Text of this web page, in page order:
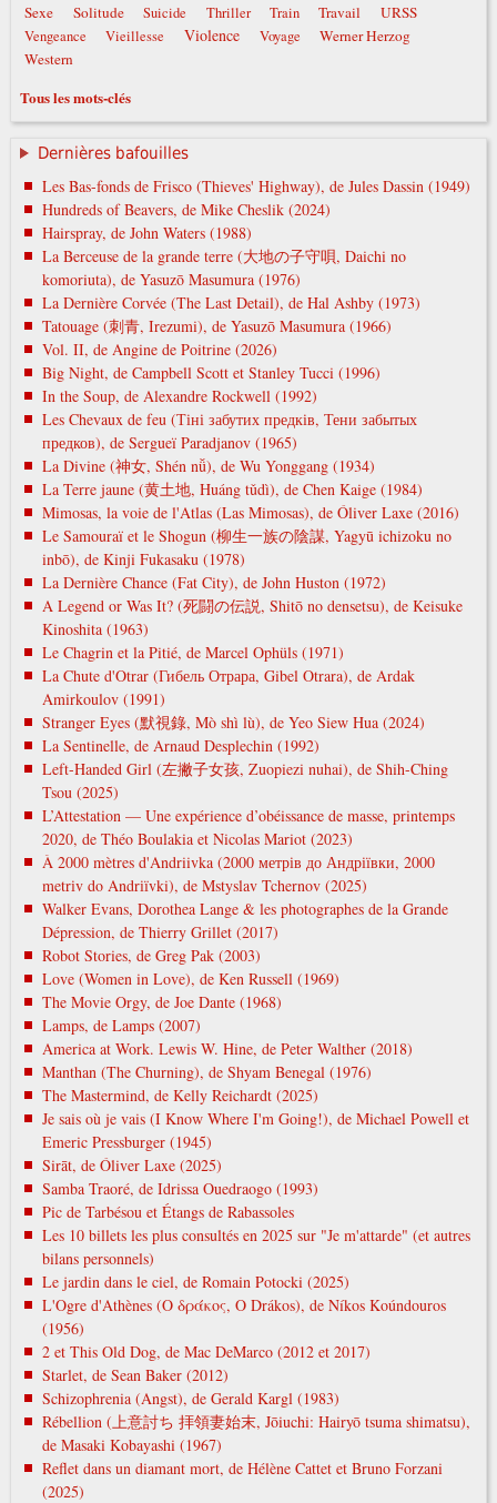
Sexe Solitude Suicide Thriller Train Travail URSS
Vengeance Vieillesse Violence Voyage
Werner Herzog
Western
Tous les mots-clés
Dernières bafouilles
Les Bas-fonds de Frisco (Thieves' Highway), de Jules Dassin (1949)
Hundreds of Beavers, de Mike Cheslik (2024)
Hairspray, de John Waters (1988)
La Berceuse de la grande terre (大地の子守唄, Daichi no
komoriuta), de Yasuzō Masumura (1976)
La Dernière Corvée (The Last Detail), de Hal Ashby (1973)
Tatouage (刺青, Irezumi), de Yasuzō Masumura (1966)
Vol. II, de Angine de Poitrine (2026)
Big Night, de Campbell Scott et Stanley Tucci (1996)
In the Soup, de Alexandre Rockwell (1992)
Les Chevaux de feu (Тіні забутих предків, Тени забытых
предков), de Sergueï Paradjanov (1965)
La Divine (神女, Shén nǚ), de Wu Yonggang (1934)
La Terre jaune (黄土地, Huáng tǔdì), de Chen Kaige (1984)
Mimosas, la voie de l'Atlas (Las Mimosas), de Óliver Laxe (2016)
Le Samouraï et le Shogun (柳生一族の陰謀, Yagyū ichizoku no
inbō), de Kinji Fukasaku (1978)
La Dernière Chance (Fat City), de John Huston (1972)
A Legend or Was It? (死闘の伝説, Shitō no densetsu), de Keisuke
Kinoshita (1963)
Le Chagrin et la Pitié, de Marcel Ophüls (1971)
La Chute d'Otrar (Гибель Отрара, Gibel Otrara), de Ardak
Amirkoulov (1991)
Stranger Eyes (默視錄, Mò shì lù), de Yeo Siew Hua (2024)
La Sentinelle, de Arnaud Desplechin (1992)
Left-Handed Girl (左撇子女孩, Zuopiezi nuhai), de Shih-Ching
Tsou (2025)
L’Attestation — Une expérience d’obéissance de masse, printemps
2020, de Théo Boulakia et Nicolas Mariot (2023)
À 2000 mètres d'Andriivka (2000 метрів до Андріївки, 2000
metrіv do Andrіїvki), de Mstyslav Tchernov (2025)
Walker Evans, Dorothea Lange & les photographes de la Grande
Dépression, de Thierry Grillet (2017)
Robot Stories, de Greg Pak (2003)
Love (Women in Love), de Ken Russell (1969)
The Movie Orgy, de Joe Dante (1968)
Lamps, de Lamps (2007)
America at Work. Lewis W. Hine, de Peter Walther (2018)
Manthan (The Churning), de Shyam Benegal (1976)
The Mastermind, de Kelly Reichardt (2025)
Je sais où je vais (I Know Where I'm Going!), de Michael Powell et
Emeric Pressburger (1945)
Sirāt, de Óliver Laxe (2025)
Samba Traoré, de Idrissa Ouedraogo (1993)
Pic de Tarbésou et Étangs de Rabassoles
Les 10 billets les plus consultés en 2025 sur "Je m'attarde" (et autres
bilans personnels)
Le jardin dans le ciel, de Romain Potocki (2025)
L'Ogre d'Athènes (Ο δράκος, O Drákos), de Níkos Koúndouros
(1956)
2 et This Old Dog, de Mac DeMarco (2012 et 2017)
Starlet, de Sean Baker (2012)
Schizophrenia (Angst), de Gerald Kargl (1983)
Rébellion (上意討ち 拝領妻始末, Jōiuchi: Hairyō tsuma shimatsu),
de Masaki Kobayashi (1967)
Reflet dans un diamant mort, de Hélène Cattet et Bruno Forzani
(2025)